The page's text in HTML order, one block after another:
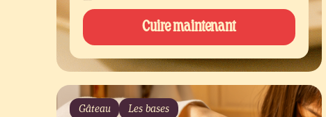
Cuire maintenant
Gâteau Les bases